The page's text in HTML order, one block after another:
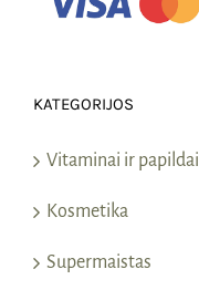
KATEGORIJOS
Vitaminai ir papildai
Kosmetika
Supermaistas